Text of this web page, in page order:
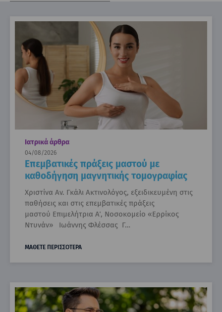
Ιατρικά άρθρα
04/08/2026
Επεμβατικές πράξεις μαστού με
καθοδήγηση μαγνητικής τομογραφίας
Χριστίνα Αν. Γκάλι Ακτινολόγος, εξειδικευμένη στις
παθήσεις και στις επεμβατικές πράξεις
μαστού Επιμελήτρια Α΄, Νοσοκομείο «Ερρίκος
Ντυνάν» Ιωάννης Φλέσσας Γ…
ΜΑΘΕΤΕ ΠΕΡΙΣΣΟΤΕΡΑ